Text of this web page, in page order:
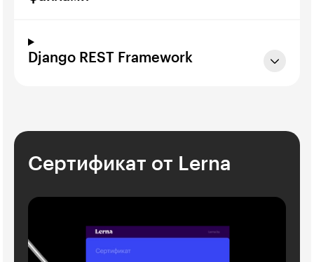
Django REST Framework
Сертификат от Lerna